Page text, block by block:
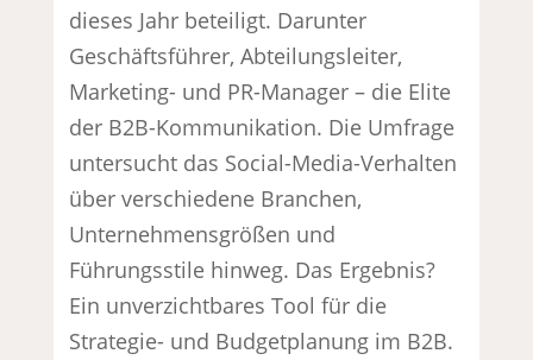
dieses Jahr beteiligt. Darunter
Geschäftsführer, Abteilungsleiter,
Marketing- und PR-Manager – die Elite
der B2B-Kommunikation. Die Umfrage
untersucht das Social-Media-Verhalten
über verschiedene Branchen,
Unternehmensgrößen und
Führungsstile hinweg. Das Ergebnis?
Ein unverzichtbares Tool für die
Strategie- und Budgetplanung im B2B.